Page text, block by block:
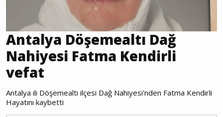
Antalya Döşemealtı Dağ
Nahiyesi Fatma Kendirli
vefat
Antalya ili Döşemealtı ilçesi Dağ Nahiyesi'nden Fatma Kendirli
Hayatını kaybetti